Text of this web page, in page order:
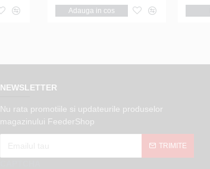
Notifica
Adauga in cos
NEWSLETTER
Nu rata promotiile si updateurile produselor
magazinului FeederShop
TRIMITE